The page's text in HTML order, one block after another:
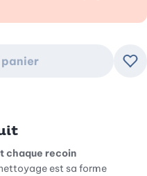
chaque recoin
est sa forme